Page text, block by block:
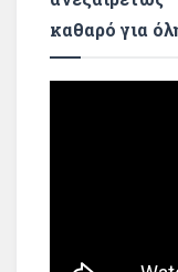
καθαρό για